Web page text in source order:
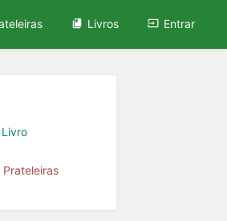
Livros Entrar
Livro
Prateleiras